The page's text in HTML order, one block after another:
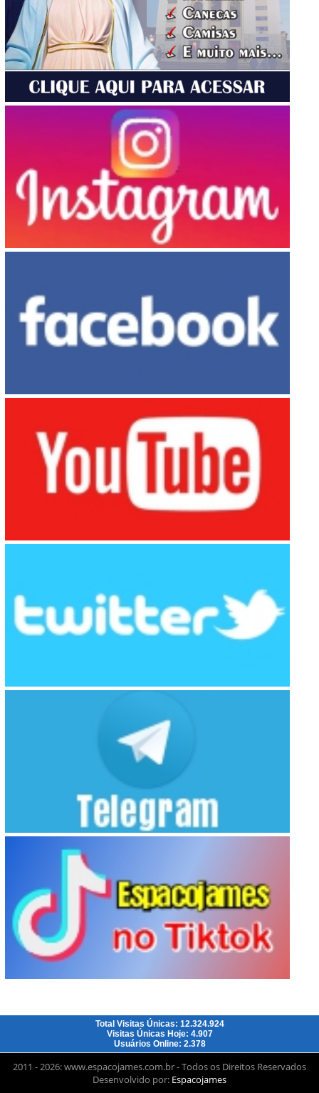
Total Visitas Únicas: 12.324.924
Visitas Únicas Hoje: 4.907
Usuários Online: 2.378
2011 - 2026: www.espacojames.com.br - Todos os Direitos Reservados
Desenvolvido por: Espacojames